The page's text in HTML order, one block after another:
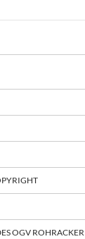
OGV ROHRACKER